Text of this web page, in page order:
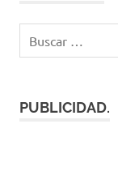
PUBLICIDAD.